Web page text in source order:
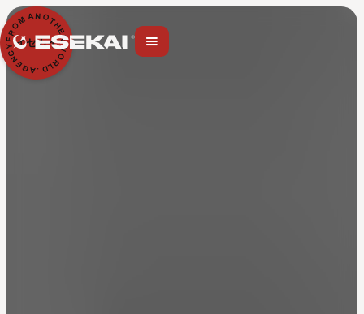
イセカイ
A
G
E
N
C
Y
F
R
O
M AN OTH
E
R
W
O
R
L
D
.